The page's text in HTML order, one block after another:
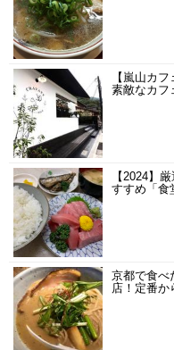
【嵐山カ
素敵なカフ
【2024】
すすめ「食
京都で食べ
店！定番か